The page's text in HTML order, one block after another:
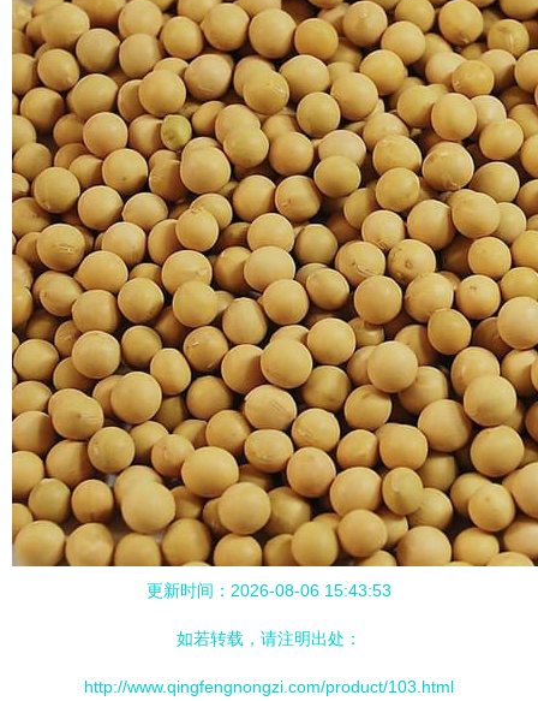
更新时间：2026-08-06 15:43:53
如若转载，请注明出处：
http://www.qingfengnongzi.com/product/103.html